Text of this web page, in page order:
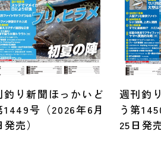
釣り新聞ほっかいど
1449号（2026年6月
売）
週刊釣
う第
25日発売